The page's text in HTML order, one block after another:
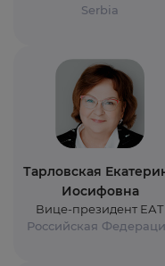
Serbia
Тарловская
Иосифовна
Вице-президент ЕАТ
Российская